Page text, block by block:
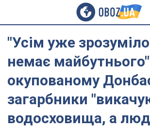
"Усім уже
немає
окупованому
загарбники
водосховища, а